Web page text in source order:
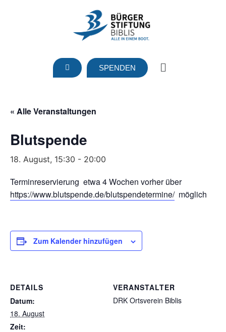
SPENDEN
« Alle Veranstaltungen
Blutspende
18. August, 15:30 - 20:00
Terminreservierung etwa 4 Wochen vorher über
https://www.blutspende.de/blutspendetermine/möglich
Zum Kalender hinzufügen
DETAILS
Datum:
18. August
Zeit:
VERANSTALTER
DRK Ortsverein Biblis